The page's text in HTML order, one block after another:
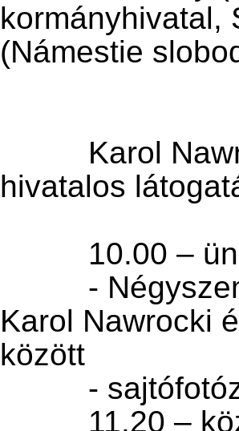
kormányhivatal,
(Námestie
hivatalos
Karol Nawrocki
között